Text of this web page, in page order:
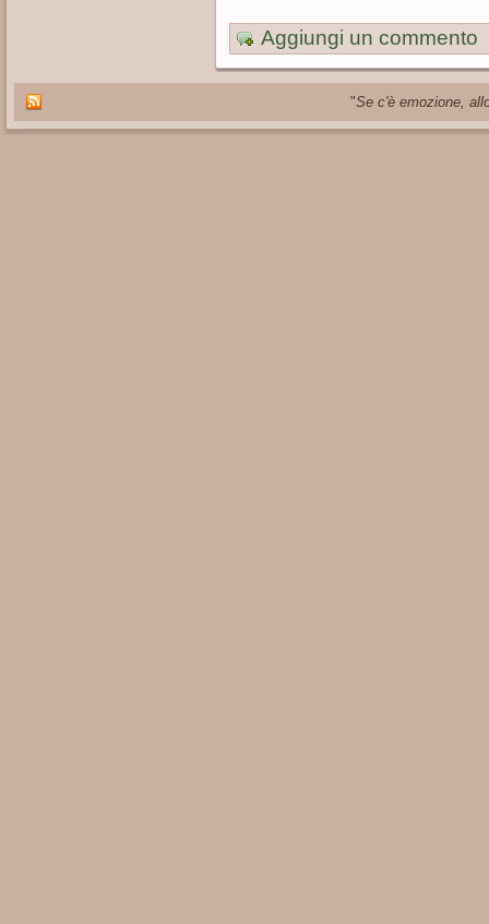
Aggiungi un commento
"Se c'è emozione,